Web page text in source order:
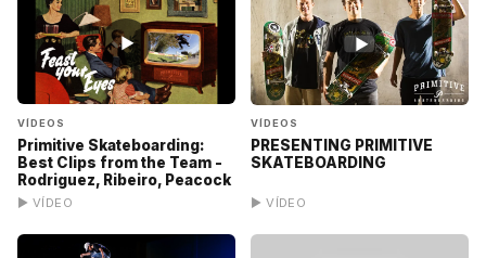
▶
VÍDEOS
Primitive Skateboarding:
Best Clips from the Team -
Rodriguez, Ribeiro, Peacock
▶ VÍDEO
▶
VÍDEOS
PRESENTING PRIMITIVE
SKATEBOARDING
▶ VÍDEO